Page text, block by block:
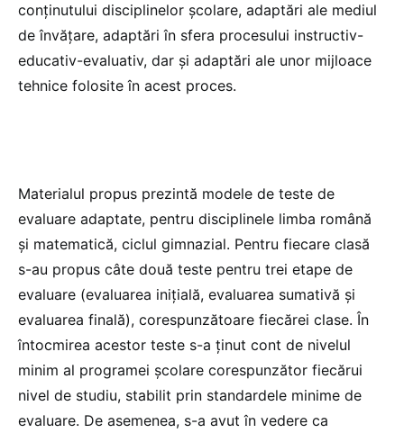
conţinutului disciplinelor școlare, adaptări ale mediul
de învăţare, adaptări în sfera procesului instructiv-
educativ-evaluativ, dar și adaptări ale unor mijloace
tehnice folosite în acest proces.
Materialul propus prezintă modele de teste de
evaluare adaptate, pentru disciplinele limba română
și matematică, ciclul gimnazial. Pentru fiecare clasă
s-au propus câte două teste pentru trei etape de
evaluare (evaluarea inițială, evaluarea sumativă și
evaluarea finală), corespunzătoare fiecărei clase. În
întocmirea acestor teste s-a ținut cont de nivelul
minim al programei școlare corespunzător fiecărui
nivel de studiu, stabilit prin standardele minime de
evaluare. De asemenea, s-a avut în vedere ca